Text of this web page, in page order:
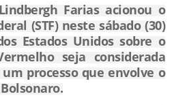
Lindbergh Farias acionou o
(STF) neste sábado (30)
Estados Unidos sobre o
seja considerada
processo que envolve o
.